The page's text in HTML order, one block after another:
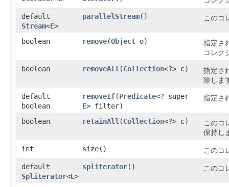
default
Stream<E>
parallelStream() このコ
boolean remove​(Object o)
指定さ
コレク
boolean
removeAll​(Collection<?> c)
指定さ
除しま
default
boolean
removeIf​(Predicate<? super
E> filter)
指定さ
boolean retainAll​(Collection<?> c)
このコ
保持し
int
size()
このコ
default
Spliterator<E>
spliterator() このコ